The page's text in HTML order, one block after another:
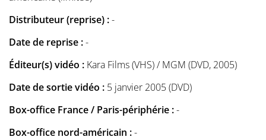
Distributeur (reprise) :-
Date de reprise :-
Éditeur(s) vidéo : Kara Films (VHS) / MGM (DVD, 2005)
Date de sortie vidéo : 5 janvier 2005 (DVD)
Box-office France / Paris-périphérie :-
Box-office nord-américain :-